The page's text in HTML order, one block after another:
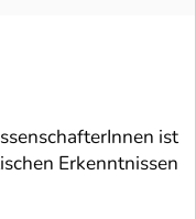
ist
Erkenntnissen